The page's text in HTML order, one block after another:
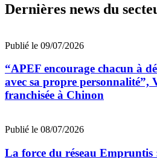
Dernières news du
Publié le 09/07/2026
“APEF encourage chacun à
avec sa propre personnalité”,
franchisée à Chinon
Publié le 08/07/2026
La force du réseau Empruntis